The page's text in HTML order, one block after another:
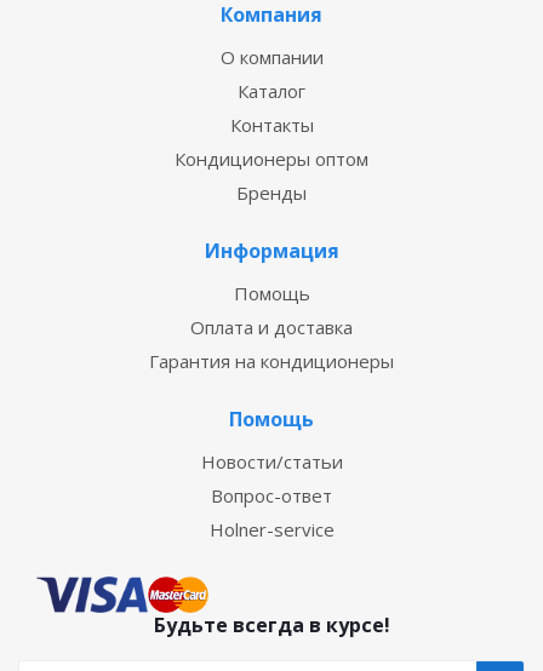
Компания
О компании
Каталог
Контакты
Кондиционеры оптом
Бренды
Информация
Помощь
Оплата и доставка
Гарантия на кондиционеры
Помощь
Новости/статьи
Вопрос-ответ
Holner-service
Будьте всегда в курсе!